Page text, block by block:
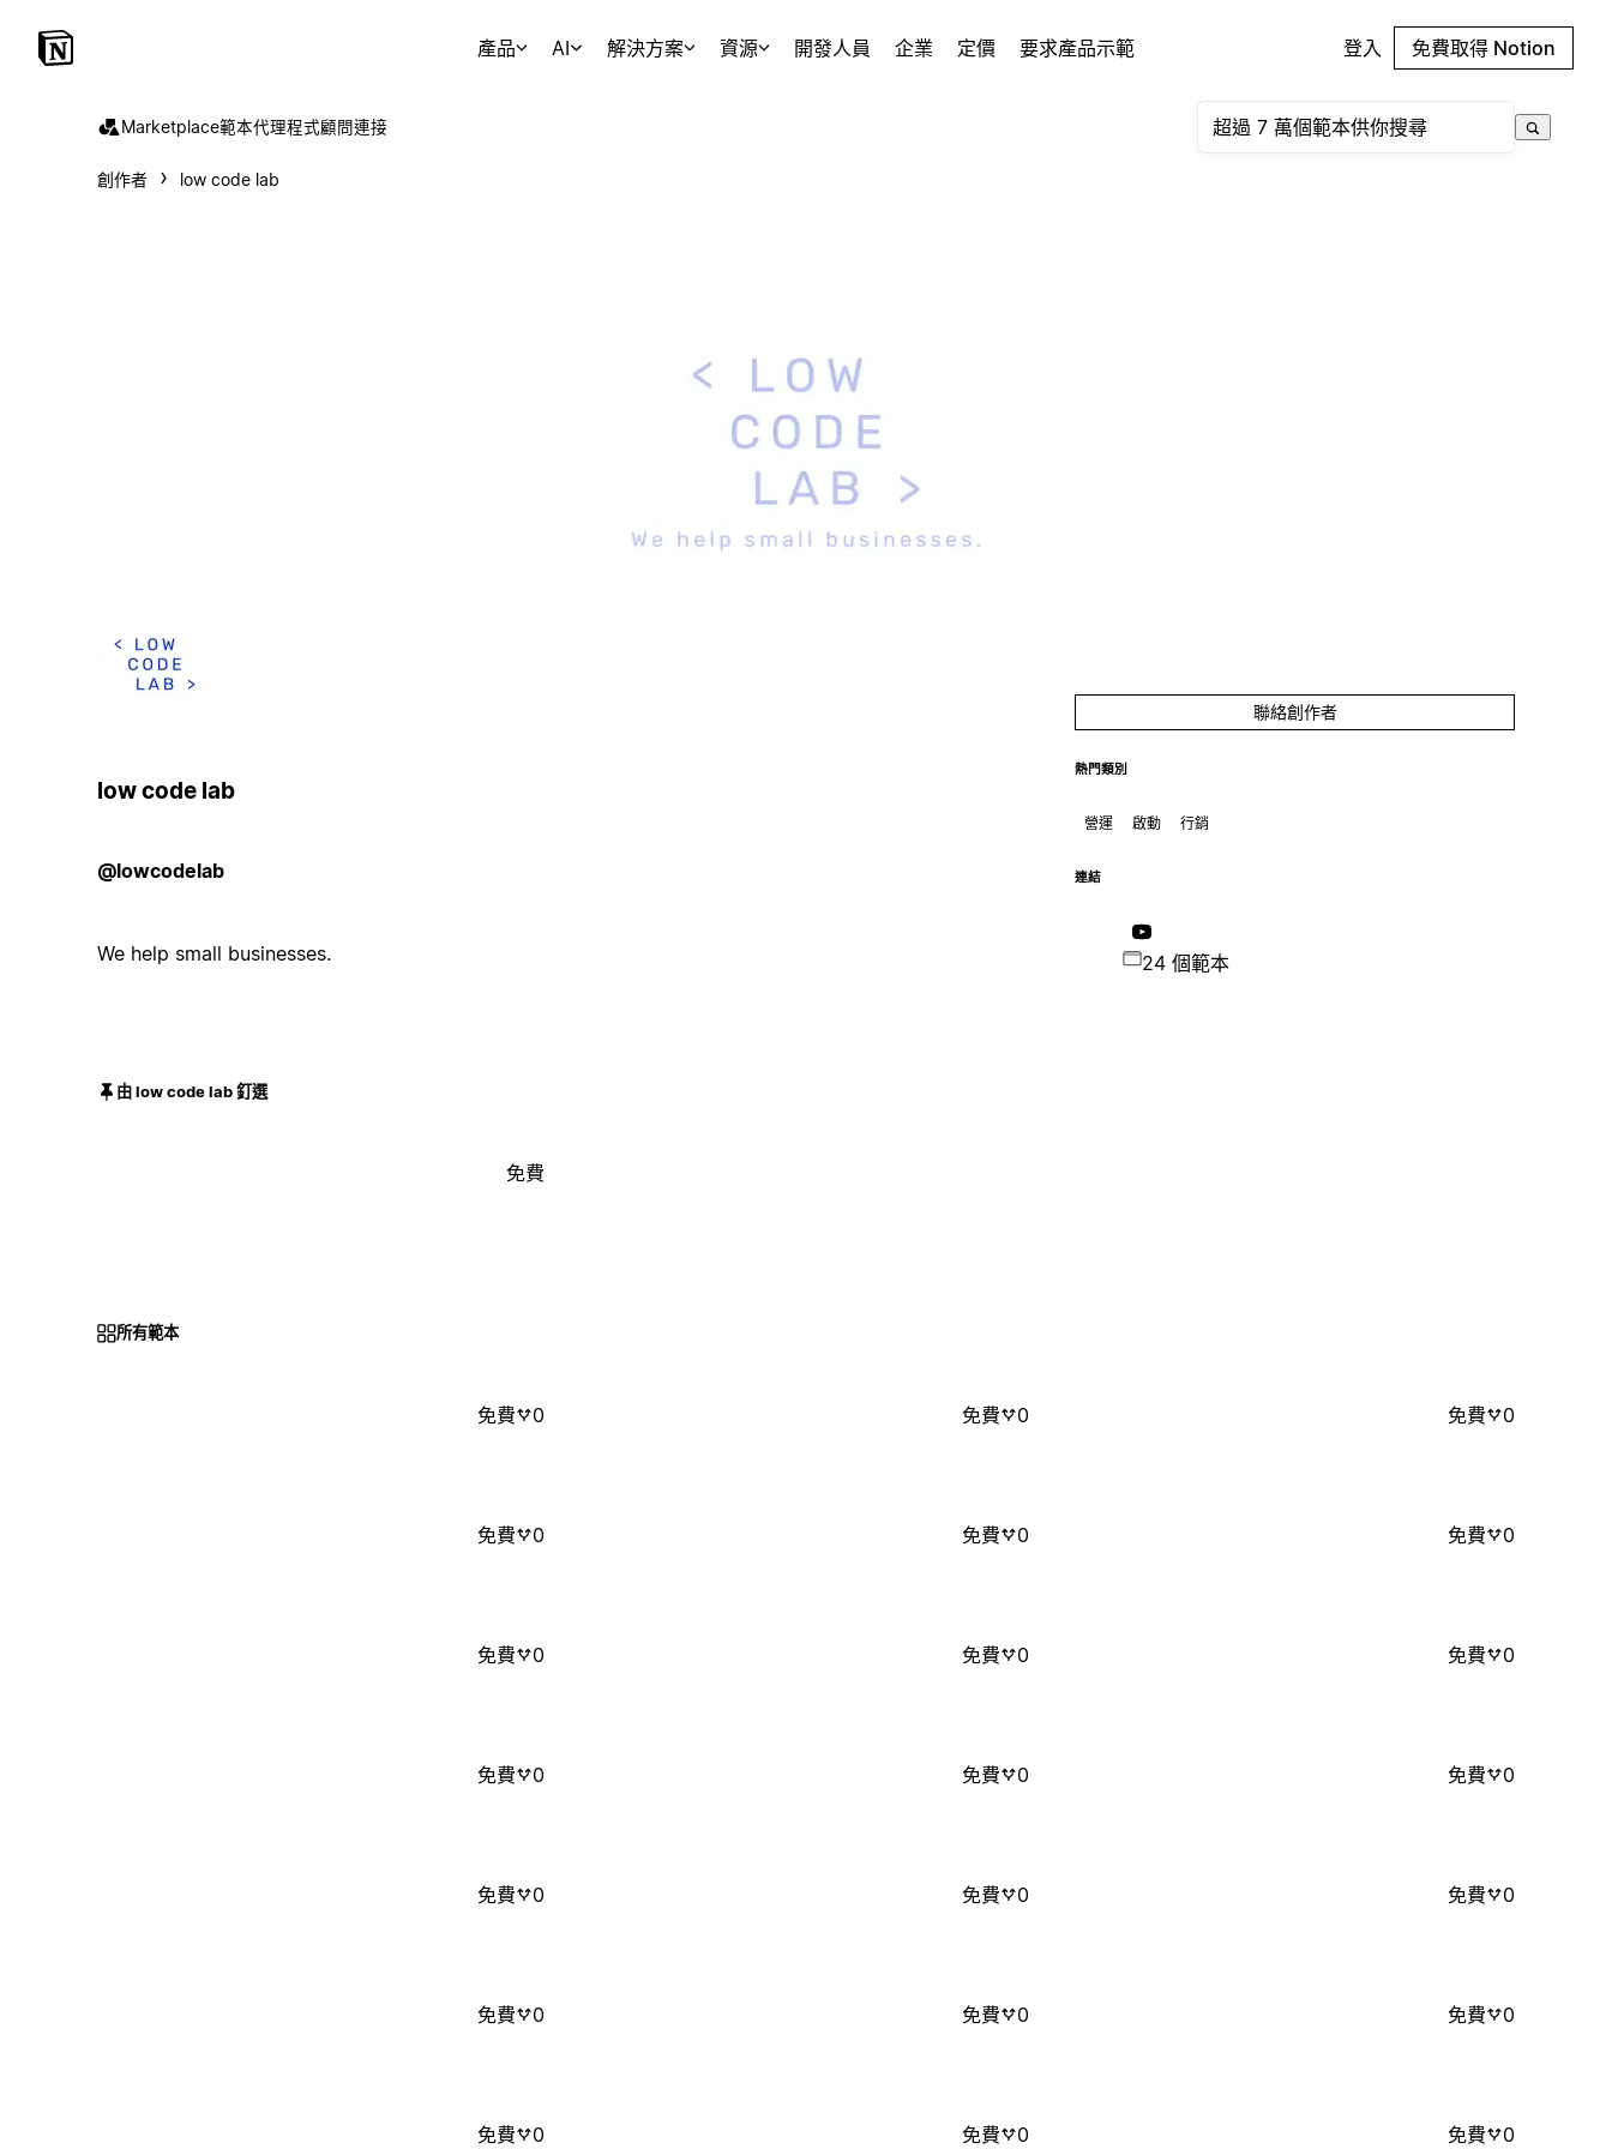
產品 AI 解決方案 資源 開發人員 企業 定價 要求產品示範 登入 免費取得 Notion
Marketplace範本代理程式顧問連接
創作者 low code lab
low code lab
@lowcodelab
We help small businesses.
聯絡創作者
熱門類別
營運 啟動 行銷
連結
24 個範本
由 low code lab 釘選
免費
所有範本
免費 0 免費 0 免費 0
免費 0 免費 0 免費 0
免費 0 免費 0 免費 0
免費 0 免費 0 免費 0
免費 0 免費 0 免費 0
免費 0 免費 0 免費 0
免費 0 免費 0 免費 0